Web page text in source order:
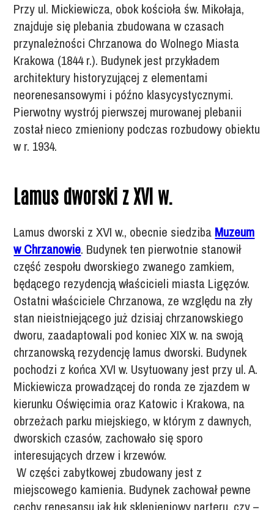
Przy ul. Mickiewicza, obok kościoła św. Mikołaja,
znajduje się plebania zbudowana w czasach
przynależności Chrzanowa do Wolnego Miasta
Krakowa (1844 r.). Budynek jest przykładem
architektury historyzującej z elementami
neorenesansowymi i późno klasycystycznymi.
Pierwotny wystrój pierwszej murowanej plebanii
został nieco zmieniony podczas rozbudowy obiektu
w r. 1934.
Lamus dworski z XVI w.
Lamus dworski z XVI w., obecnie siedziba Muzeum
w Chrzanowie. Budynek ten pierwotnie stanowił
część zespołu dworskiego zwanego zamkiem,
będącego rezydencją właścicieli miasta Ligęzów.
Ostatni właściciele Chrzanowa, ze względu na zły
stan nieistniejącego już dzisiaj chrzanowskiego
dworu, zaadaptowali pod koniec XIX w. na swoją
chrzanowską rezydencję lamus dworski. Budynek
pochodzi z końca XVI w. Usytuowany jest przy ul. A.
Mickiewicza prowadzącej do ronda ze zjazdem w
kierunku Oświęcimia oraz Katowic i Krakowa, na
obrzeżach parku miejskiego, w którym z dawnych,
dworskich czasów, zachowało się sporo
interesujących drzew i krzewów.
W części zabytkowej zbudowany jest z
miejscowego kamienia. Budynek zachował pewne
cechy renesansu jak łuk sklepieniowy parteru, czy –